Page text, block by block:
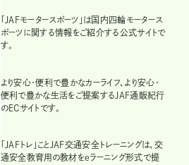
「JAFモータースポーツ」は国内四輪モータース
ポーツに関する情報をご紹介する公式サイトで
す。
より安心・便利で豊かなカーライフ、より安心・
便利で豊かな生活をご提案するJAF通販紀行
のECサイトです。
「JAFトレ」ことJAF交通安全トレーニングは、交
通安全教育用の教材をeラーニング形式で提